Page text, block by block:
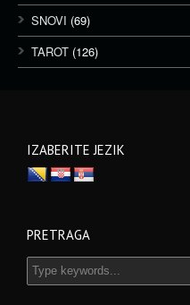
SNOVI (69)
TAROT (126)
IZABERITE JEZIK
PRETRAGA